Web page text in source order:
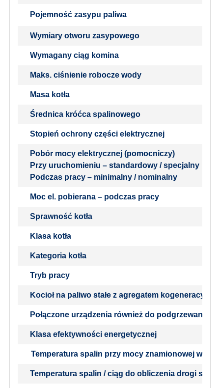
Pojemność zasypu paliwa
Wymiary otworu zasypowego
Wymagany ciąg komina
Maks. ciśnienie robocze wody
Masa kotła
Średnica króćca spalinowego
Stopień ochrony części elektrycznej
Pobór mocy elektrycznej (pomocniczy)
Przy uruchomieniu – standardowy / specjalny
Podczas pracy – minimalny / nominalny
Moc el. pobierana – podczas pracy
Sprawność kotła
Klasa kotła
Kategoria kotła
Tryb pracy
Kocioł na paliwo stałe z agregatem
Połączone urządzenia również do podgrzewania
Klasa efektywności energetycznej
Temperatura spalin przy mocy znamionowej
Temperatura spalin / ciąg do obliczenia drogi